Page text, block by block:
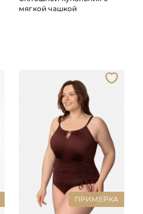
мягкой чашкой
ПРИМЕРКА